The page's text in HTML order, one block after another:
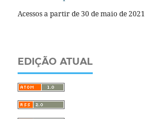
Acessos a partir de 30 de maio de 2021
EDIÇÃO ATUAL